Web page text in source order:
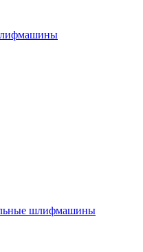
шлифмашины